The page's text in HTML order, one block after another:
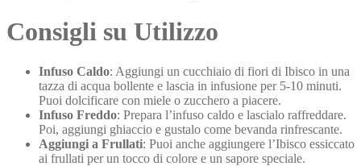
Consigli su Utilizzo
Infuso Caldo: Aggiungi un cucchiaio di fiori di Ibisco in una
tazza di acqua bollente e lascia in infusione per 5-10 minuti.
Puoi dolcificare con miele o zucchero a piacere.
Infuso Freddo: Prepara l’infuso caldo e lascialo raffreddare.
Poi, aggiungi ghiaccio e gustalo come bevanda rinfrescante.
Aggiungi a Frullati: Puoi anche aggiungere l’Ibisco essiccato
ai frullati per un tocco di colore e un sapore speciale.